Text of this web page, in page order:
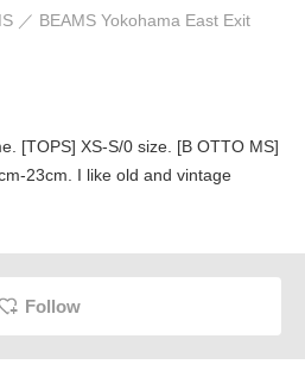
BEAMS Yokohama East Exit
[TOPS] XS-S/0 size. [B OTTO MS]
23cm. I like old and vintage
Follow